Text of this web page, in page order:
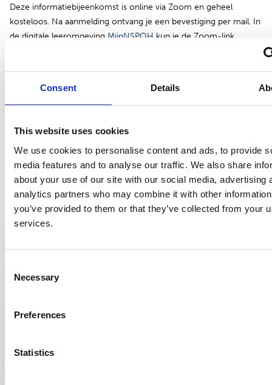
Consent Details
This website uses cookies
We use cookies to personalise content and ads, to provide
media features and to analyse our traffic. We also share
about your use of our site with our social media, advertising
analytics partners who may combine it with other
you’ve provided to them or that they’ve collected from your
services.
Selection
Necessary
Preferences
Statistics
Deze informatiebijeenkomst is online via Zoom en geheel
kosteloos. Na aanmelding ontvang je een bevestiging per mail. In
de digitale leeromgeving MijnNSPOH kun je de Zoom-link
weten viabg@nspoh.nl
bedrijfsarts
16:30 uur – 17:00 uur: gelegenheid tot het stellen van
vragen
Hopelijk tot dan!
Rooster
Datum